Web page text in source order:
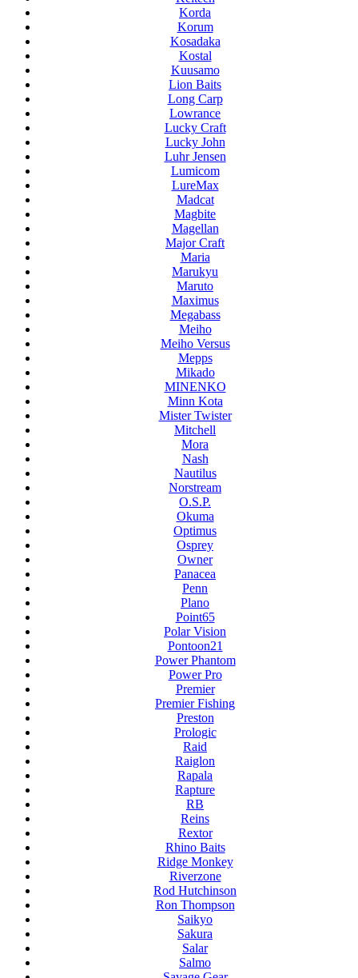
Korda
Korum
Kosadaka
Kostal
Kuusamo
Lion Baits
Long Carp
Lowrance
Lucky Craft
Lucky John
Luhr Jensen
Lumicom
LureMax
Madcat
Magbite
Magellan
Major Craft
Maria
Marukyu
Maruto
Maximus
Megabass
Meiho
Meiho Versus
Mepps
Mikado
MINENKO
Minn Kota
Mister Twister
Mitchell
Mora
Nash
Nautilus
Norstream
O.S.P.
Okuma
Optimus
Osprey
Owner
Panacea
Penn
Plano
Point65
Polar Vision
Pontoon21
Power Phantom
Power Pro
Premier
Premier Fishing
Preston
Prologic
Raid
Raiglon
Rapala
Rapture
RB
Reins
Rextor
Rhino Baits
Ridge Monkey
Riverzone
Rod Hutchinson
Ron Thompson
Saikyo
Sakura
Salar
Salmo